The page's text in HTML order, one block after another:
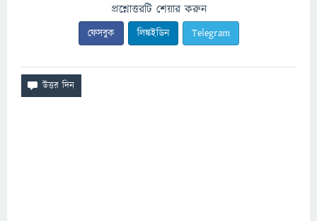
প্রশ্নোত্তরটি শেয়ার করুন
ফেসবুক লিঙ্কইডিন Telegram